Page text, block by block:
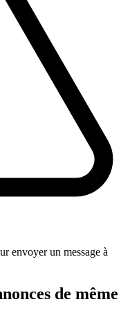
envoyer un message à
de même